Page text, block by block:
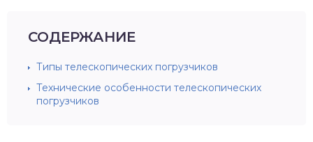
СОДЕРЖАНИЕ
Типы телескопических погрузчиков
Технические особенности телескопических
погрузчиков